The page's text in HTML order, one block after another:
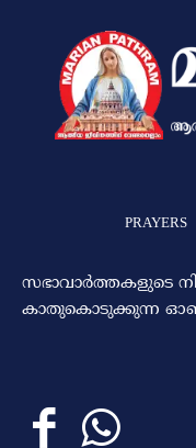
PRAYERS
സഭാവാര്‍ത്തകളുടെ
കാതുകൊടുക്കുന്ന